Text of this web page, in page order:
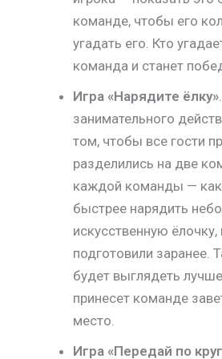
команде, чтобы его
угадать его. Кто
команда и станет
Игра «Нарядите ёлку»
занимательного
том, чтобы все гости
разделились на две
каждой команды —
быстрее нарядить
искусственную
подготовили заранее.
будет выглядеть
принесет команде
место.
Игра «Передай по